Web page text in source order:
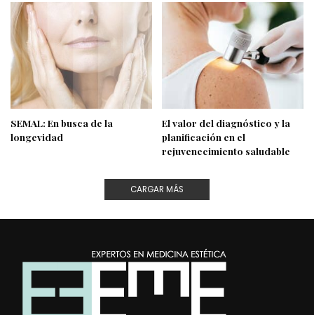
SEMAL: En busca de la
longevidad
El valor del diagnóstico y la
planificación en el
rejuvenecimiento saludable
CARGAR MÁS